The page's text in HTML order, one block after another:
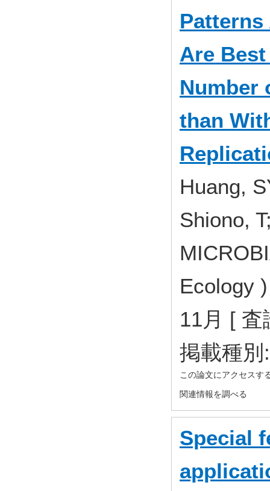
Are
Number
than
Huang,
Shiono,
Ecology
11月 [ 査
掲載種
この論文にアクセスす
関連情報を調べる
Special